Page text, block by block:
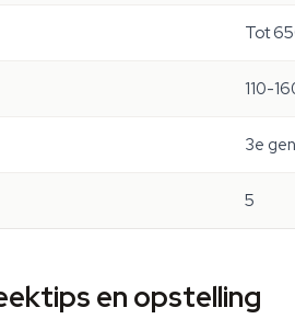
Tot
110-
3e
5
en opstelling